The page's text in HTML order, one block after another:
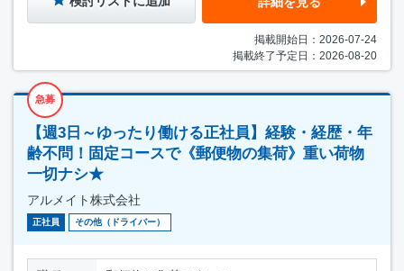
掲載開始日：2026-07-24
掲載終了予定日：2026-08-20
急募
【週3日～ゆったり働ける正社員】経験・経歴・年
齢不問！固定コースで《郵便物の集荷》重い荷物
一切ナシ★
アルメイト株式会社
正社員 その他（ドライバー）